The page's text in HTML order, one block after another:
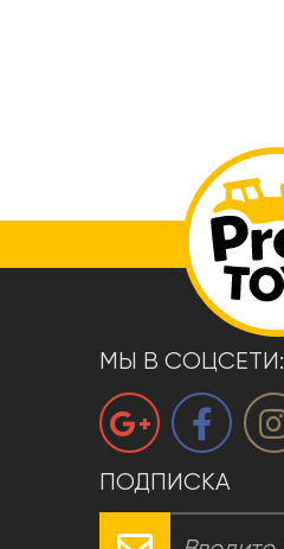
МЫ В СОЦСЕТИ:
ПОДПИСКА